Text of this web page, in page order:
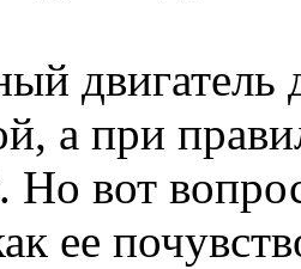
двигатель
а при
Но вот
ее